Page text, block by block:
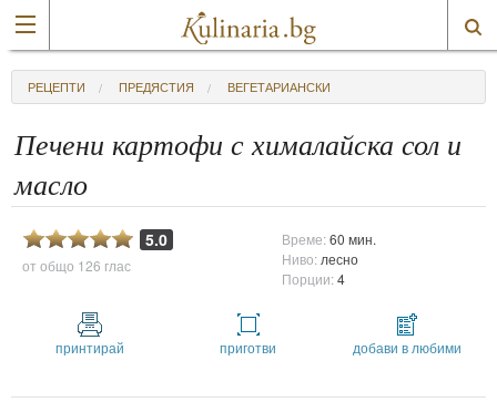
РЕЦЕПТИ ПРЕДЯСТИЯ ВЕГЕТАРИАНСКИ
Печени картофи с хималайска сол и
масло
5.0
от общо 126 глас
Време:60 мин.
Ниво: лесно
Порции:4
принтирай приготви добави в любими